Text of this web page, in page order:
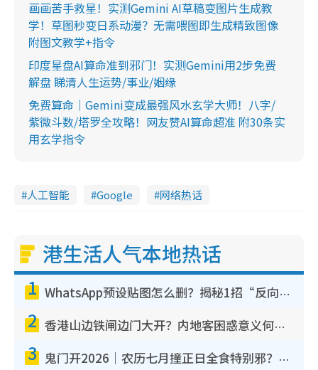
画画苦手救星！实测Gemini AI草稿变图片生成教
学！草图秒变日系动漫？无需喂图即生成精致图像
附图文教学+指令
印度星盘AI算命准到邪门！实测Gemini用2步免费
解盘 睇清人生运势/事业/姻缘
免费算命｜Gemini变成最强风水玄学大师！八字/
紫微斗数/塔罗全攻略！网友赞AI算命超准 附30条实
用玄学指令
人工智能 Google 网络热话
港生活人气本地热话
1 WhatsApp预设贴图怎么删？揭秘1招“反向操作”还原简洁界面 附3步实测教程
2 香港山边铁闸边门大开？内地客困惑意义何在！网友神回复：这种叫法理性防御
3 鬼门开2026｜农历七月撞正日全食特别邪？专家警告切忌做一事！揭4大禁忌+2招保平安